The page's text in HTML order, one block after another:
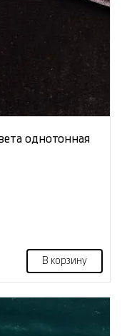
однотонная
В корзину